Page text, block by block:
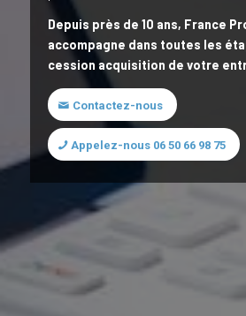
Depuis près de 10 ans, France
accompagne dans toutes les
cession acquisition de votre
Contactez-nous
Appelez-nous 06 50 66 98 75